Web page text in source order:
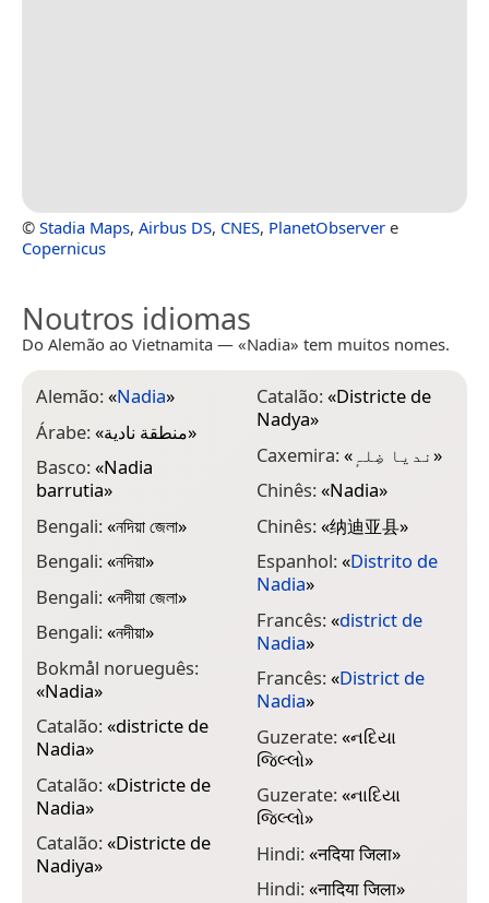
© Stadia Maps, Airbus DS, CNES, PlanetObserver e
Copernicus
Noutros idiomas
Do Alemão ao Vietnamita — «Nadia» tem muitos nomes.
Alemão:«Nadia»
Árabe:«منطقة نادية»
Basco:«Nadia
barrutia»
Bengali:«নদিয়া জেলা»
Bengali:«নদিয়া»
Bengali:«নদীয়া জেলা»
Bengali:«নদীয়া»
Bokmål norueguês:
«Nadia»
Catalão:«districte de
Nadia»
Catalão:«Districte de
Nadia»
Catalão:«Districte de
Nadiya»
Catalão:«Districte de
Nadya»
Caxemira:«ندیا ضِلہٕ»
Chinês:«Nadia»
Chinês:«纳迪亚县»
Espanhol:«Distrito de
Nadia»
Francês:«district de
Nadia»
Francês:«District de
Nadia»
Guzerate:«નદિયા
જિલ્લો»
Guzerate:«નાદિયા
જિલ્લો»
Hindi:«नदिया जिला»
Hindi:«नादिया जिला»